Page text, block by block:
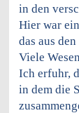
in den
Hier war
das aus
Viele
Ich erfuhr,
in dem die